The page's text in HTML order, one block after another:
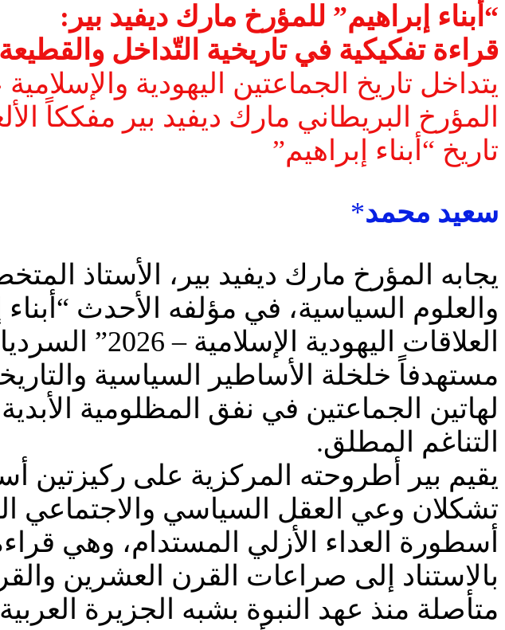
“أبناء إبراهيم” للمؤرخ مارك ديفيد بير:
قراءة تفكيكية في تاريخية التّداخل والقطيعة
يتداخل تاريخ الجماعتين اليهودية
المؤرخ البريطاني مارك ديفيد بير مفككاً
تاريخ “أبناء إبراهيم”
سعيد محمد*
يجابه المؤرخ مارك ديفيد بير، الأستاذ
والعلوم السياسية، في مؤلفه الأحدث “أبناء
العلاقات
مستهدفاً خلخلة الأساطير السياسية
لهاتين الجماعتين في نفق المظلومية
التناغم المطلق.
يقيم بير أطروحته المركزية على ركيزتين
تشكلان وعي العقل السياسي والاجتماعي
أسطورة العداء الأزلي المستدام، وهي
بالاستناد إلى صراعات القرن العشرين
متأصلة منذ عهد النبوة بشبه الجزيرة